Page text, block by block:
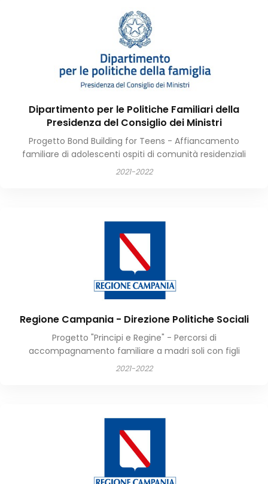
Dipartimento per le Politiche Familiari della
Presidenza del Consiglio dei Ministri
Progetto Bond Building for Teens - Affiancamento
familiare di adolescenti ospiti di comunità residenziali
2021-2022
Regione Campania - Direzione Politiche Sociali
Progetto "Principi e Regine" - Percorsi di
accompagnamento familiare a madri soli con figli
2021-2022